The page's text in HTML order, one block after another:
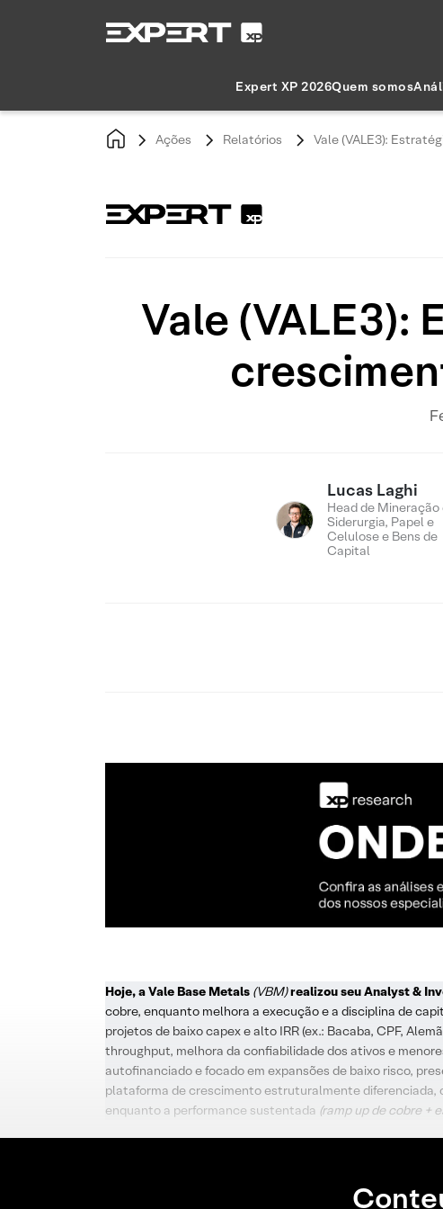
Expert XP 2026Quem somos
Ações Relatórios Vale (VALE3):
Vale (VALE3):
Lucas Laghi
Head de Mineração
Siderurgia, Papel e
Celulose e Bens de
Capital
Hoje, a Vale Base Metals (VBM)realizou seu Analyst &
cobre, enquanto melhora a execução e a disciplina de
projetos de baixo capex e alto IRR (ex.: Bacaba, CPF,
throughput, melhora da confiabilidade dos ativos e
autofinanciado e focado em expansões de baixo risco,
plataforma de crescimento estruturalmente diferenciada,
enquanto a performance sustentada (ramp up de cobre +